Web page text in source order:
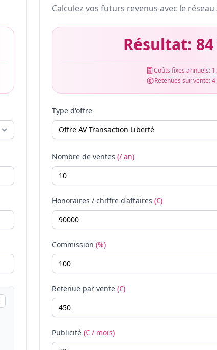
Calculez vos futurs revenus avec le réseau
Résultat:
Coûts fixes annuels:
Retenues sur vente:4
Type d'offre
Nombre de ventes (/ an)
Honoraires / chiffre d'affaires (€)
Commission (%)
Retenue par vente (€)
Publicité (€ / mois)